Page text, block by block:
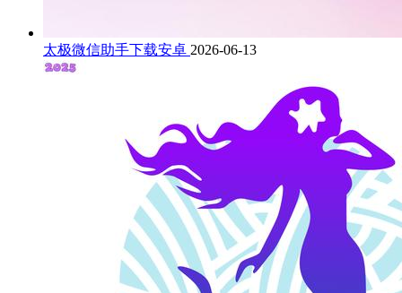
太极微信助手下载安卓 2026-06-13